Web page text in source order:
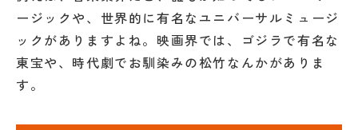
ージックや、世界的に有名なユニバーサルミュージ
ックがありますよね。映画界では、ゴジラで有名な
東宝や、時代劇でお馴染みの松竹なんかがありま
す。